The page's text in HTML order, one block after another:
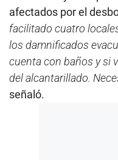
afectados por el
facilitado cuatro
los damnificados
cuenta con baños y si
del alcantarillado.
señaló.